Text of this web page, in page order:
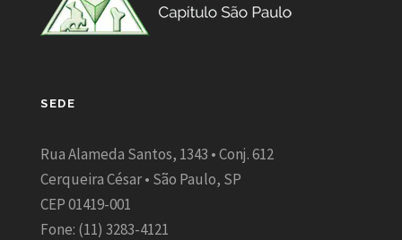
SEDE
Rua Alameda Santos, 1343 • Conj. 612
Cerqueira César • São Paulo, SP
CEP 01419-001
Fone: (11) 3283-4121